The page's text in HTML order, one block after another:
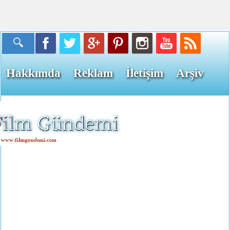
Hakkımda Reklam İletişim Arşiv